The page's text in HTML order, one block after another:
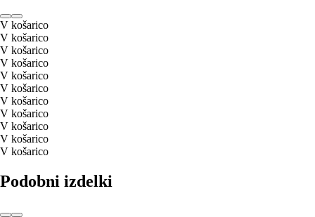
V košarico
V košarico
V košarico
V košarico
V košarico
V košarico
V košarico
V košarico
V košarico
V košarico
V košarico
Podobni izdelki